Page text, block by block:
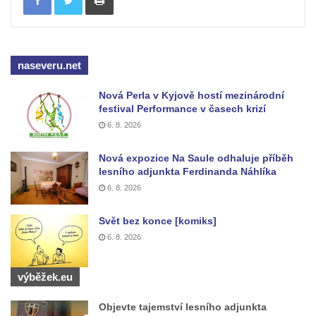
Socha Jana Valeria Jirsíka u Černé věže v
Socha Krista klesajícího pod křížem u
kostela svatého Mikuláše v Českých
Budějovicích
Socha svatého Jana Nepomuckého u
kostela svaté Rodiny v Českých
Socha S tebou v parku na Senovážném
náměstí v Českých Budějovicích
náměstí v Českých Budějovicích
Sousoší Humanoidi na Lannově třídě v
Českých Budějovicích
Na Sadech v Českých Budějovicích
naseveru.net
Nová Perla v Kyjově hostí mezinárodní
festival Performance v časech krizí
6. 8. 2026
Nová expozice Na Saule odhaluje příběh
lesního adjunkta Ferdinanda Náhlíka
6. 8. 2026
Svět bez konce [komiks]
6. 8. 2026
výběžek.eu
Objevte tajemství lesního adjunkta